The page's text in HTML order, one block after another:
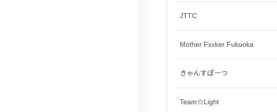
JTTC
Mother Fxxker Fukuoka
きゃんすぽーつ
Team☆Light